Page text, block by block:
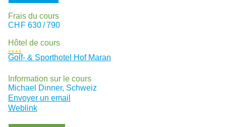
Frais du cours
CHF 630 / 790
Hôtel de cours
★★★★
Golf- & Sporthotel Hof Maran
Information sur le cours
Michael Dinner, Schweiz
Envoyer un email
Weblink